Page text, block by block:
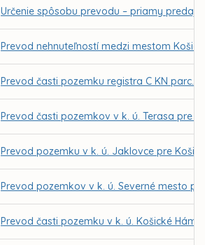
Určenie spôsobu prevodu – priamy predaj
Prevod nehnuteľností medzi mestom
Prevod časti pozemku registra C KN parc.
Prevod časti pozemkov v k. ú. Terasa pre
Prevod pozemku v k. ú. Jaklovce pre
Prevod pozemkov v k. ú. Severné mesto
Prevod časti pozemku v k. ú. Košické